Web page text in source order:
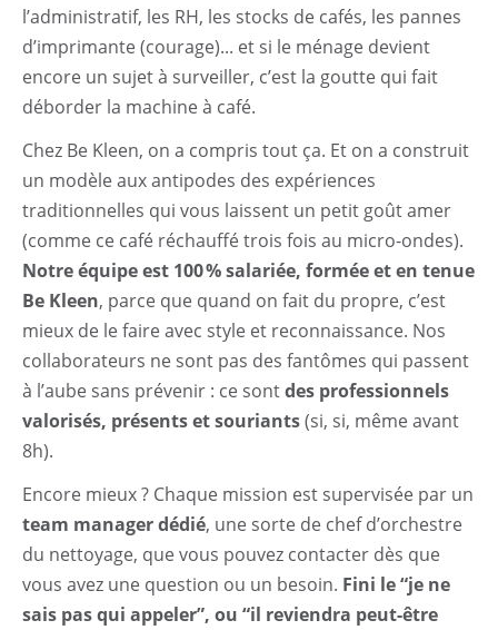
l’administratif, les RH, les stocks de cafés, les pannes
d’imprimante (courage)... et si le ménage devient
encore un sujet à surveiller, c’est la goutte qui fait
déborder la machine à café.
Chez Be Kleen, on a compris tout ça. Et on a construit
un modèle aux antipodes des expériences
traditionnelles qui vous laissent un petit goût amer
(comme ce café réchauffé trois fois au micro-ondes).
Notre équipe est 100 % salariée, formée et en tenue
Be Kleen, parce que quand on fait du propre, c’est
mieux de le faire avec style et reconnaissance. Nos
collaborateurs ne sont pas des fantômes qui passent
à l’aube sans prévenir : ce sontdes professionnels
valorisés, présents et souriants(si, si, même avant
8h).
Encore mieux ? Chaque mission est supervisée par un
team manager dédié, une sorte de chef d’orchestre
du nettoyage, que vous pouvez contacter dès que
vous avez une question ou un besoin. Fini le “je ne
sais pas qui appeler”, ou “il reviendra peut-être